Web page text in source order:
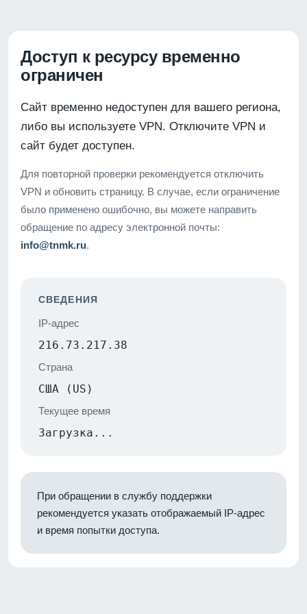
Доступ к ресурсу временно
ограничен
Сайт временно недоступен для вашего региона,
либо вы используете VPN. Отключите VPN и
сайт будет доступен.
Для повторной проверки рекомендуется отключить
VPN и обновить страницу. В случае, если ограничение
было применено ошибочно, вы можете направить
обращение по адресу электронной почты:
info@tnmk.ru.
СВЕДЕНИЯ
IP-адрес
216.73.217.38
Страна
США (US)
Текущее время
Загрузка...
При обращении в службу поддержки
рекомендуется указать отображаемый IP-адрес
и время попытки доступа.